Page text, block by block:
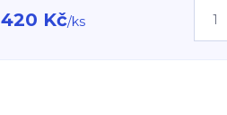
420 Kč/ks